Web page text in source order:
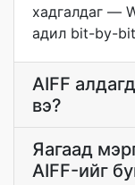
хадгалдаг —
адил bit-by-bit
AIFF
вэ?
Яагаад
AIFF-ийг